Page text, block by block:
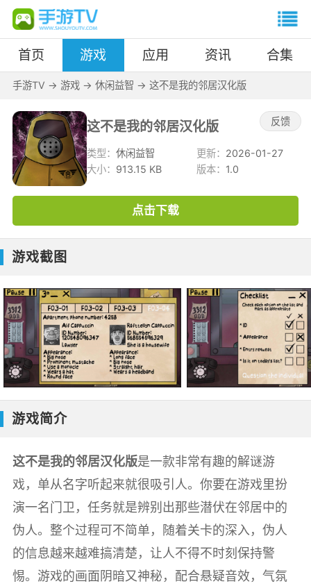
首页 游戏 应用 资讯 合集
手游TV -> 游戏-> 休闲益智 -> 这不是我的邻居汉化版
这不是我的邻居汉化版 反馈
类型：休闲益智 更新： 2026-01-27
大小： 913.15 KB 版本： 1.0
点击下载
游戏截图
游戏简介
这不是我的邻居汉化版是一款非常有趣的解谜游
戏，单从名字听起来就很吸引人。你要在游戏里扮
演一名门卫，任务就是辨别出那些潜伏在邻居中的
伪人。整个过程可不简单，随着关卡的深入，伪人
的信息越来越难搞清楚，让人不得不时刻保持警
惕。游戏的画面阴暗又神秘，配合悬疑音效，气氛